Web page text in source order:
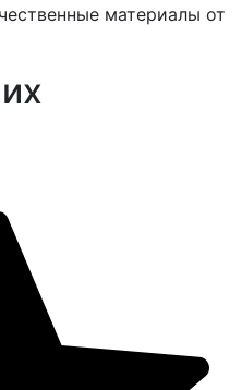
материалы от